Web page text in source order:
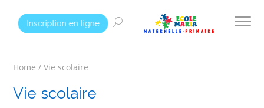
Inscription en ligne
Home / Vie scolaire
Vie scolaire